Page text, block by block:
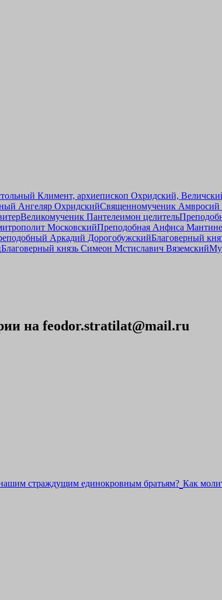
Климент, архиепископ Охридский,
Ангеляр ОхридскийСвященномученик Амвросий
Великомученик Пантелеимон целитель
МосковскийПреподобная Анфиса
Аркадий ДорогобужскийБлаговерный
Благоверный князь Симеон Мстиславич Вяземский
на feodor.stratilat@mail.ru
страждущим единокровным братьям? Как